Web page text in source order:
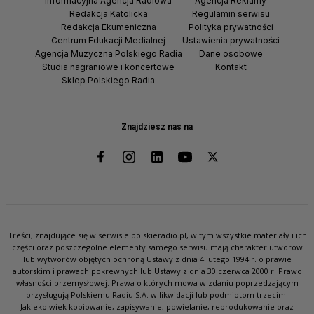
Znajdziesz nas na
Redakcja Katolicka
Redakcja Ekumeniczna
Centrum Edukacji Medialnej
Agencja Muzyczna Polskiego Radia
Studia nagraniowe i koncertowe
Sklep Polskiego Radia
Regulamin serwisu
Polityka prywatności
Ustawienia prywatności
Dane osobowe
Kontakt
Treści, znajdujące się w serwisie polskieradio.pl, w tym wszystkie materiały i ich
części oraz poszczególne elementy samego serwisu mają charakter utworów
lub wytworów objętych ochroną Ustawy z dnia 4 lutego 1994 r. o prawie
autorskim i prawach pokrewnych lub Ustawy z dnia 30 czerwca 2000 r. Prawo
własności przemysłowej. Prawa o których mowa w zdaniu poprzedzającym
przysługują Polskiemu Radiu S.A. w likwidacji lub podmiotom trzecim.
Jakiekolwiek kopiowanie, zapisywanie, powielanie, reprodukowanie oraz